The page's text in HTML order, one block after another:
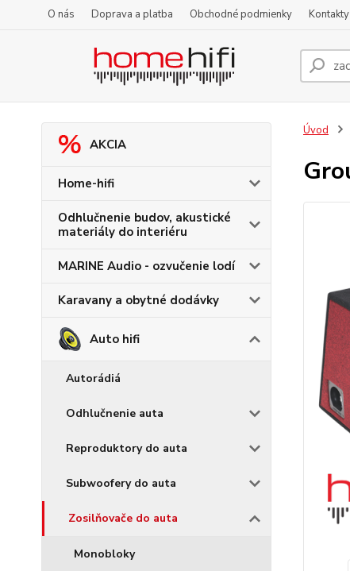
O nás Doprava a platba Obchodné podmienky Kontakty
AKCIA
Home-hifi
Odhlučnenie budov, akustické
materiály do interiéru
MARINE Audio - ozvučenie lodí
Karavany a obytné dodávky
Auto hifi
Autorádiá
Odhlučnenie auta
Reproduktory do auta
Subwoofery do auta
Zosilňovače do auta
Monobloky
Úvod